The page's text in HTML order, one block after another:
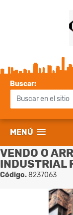
Buscar:
MENÚ
VENDO O
INDUSTRIAL
Código.8237063